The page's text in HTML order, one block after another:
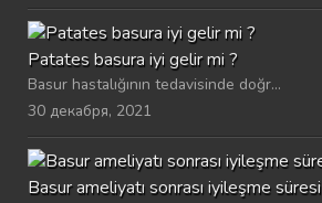
Patates basura iyi gelir mi ?
Basur hastalığının tedavisinde doğr...
30 декабря, 2021
Basur ameliyatı sonrası iyileşme süresi